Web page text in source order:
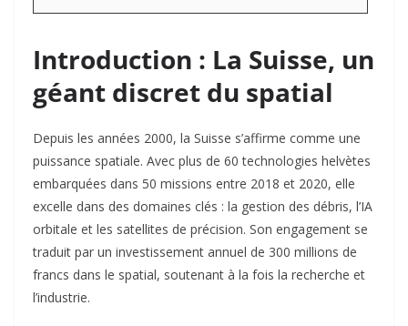
Introduction : La Suisse, un
géant discret du spatial
Depuis les années 2000, la Suisse s’affirme comme une
puissance spatiale. Avec plus de 60 technologies helvètes
embarquées dans 50 missions entre 2018 et 2020, elle
excelle dans des domaines clés : la gestion des débris, l’IA
orbitale et les satellites de précision. Son engagement se
traduit par un investissement annuel de 300 millions de
francs dans le spatial, soutenant à la fois la recherche et
l’industrie.